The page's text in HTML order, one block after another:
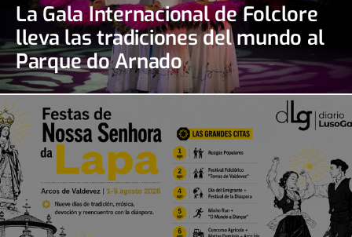
La Gala Internacional de Folclore
lleva las tradiciones del mundo al
Parque do Arnado